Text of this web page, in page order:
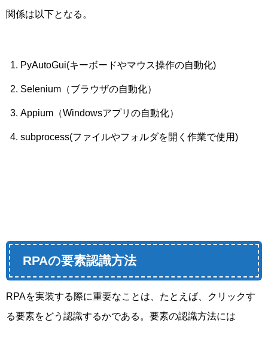
関係は以下となる。
PyAutoGui(キーボードやマウス操作の自動化)
Selenium（ブラウザの自動化）
Appium（Windowsアプリの自動化）
subprocess(ファイルやフォルダを開く作業で使用)
RPAの要素認識方法
RPAを実装する際に重要なことは、たとえば、クリックす
る要素をどう認識するかである。要素の認識方法には